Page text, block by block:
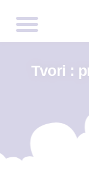
Tvori :